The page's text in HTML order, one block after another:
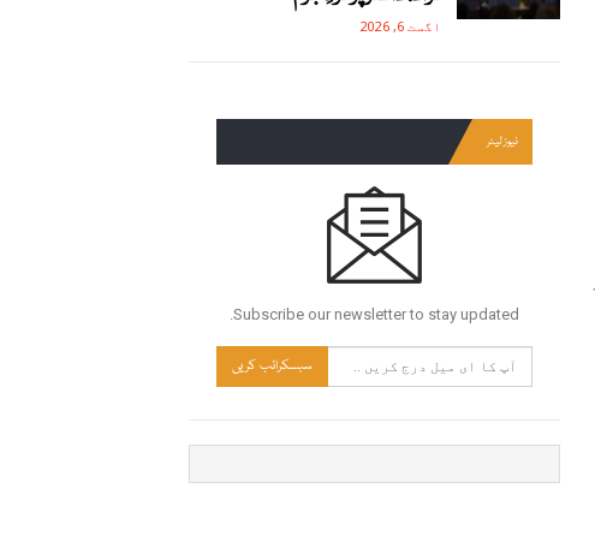
اگست 6, 2026
نیوز لیٹر
Subscribe our newsletter to stay updated.
سبسکرائب کریں